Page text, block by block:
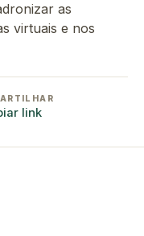
as
virtuais e nos
link